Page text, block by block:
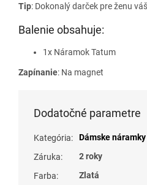
Tip: Dokonalý darček pre ženu
Balenie obsahuje:
1x Náramok Tatum
Zapínanie: Na magnet
Dodatočné parametre
Kategória:
Dámske
Záruka:
2 roky
Farba:
Zlatá